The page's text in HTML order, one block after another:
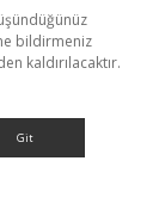
bildirmeniz
kaldırılacaktır.